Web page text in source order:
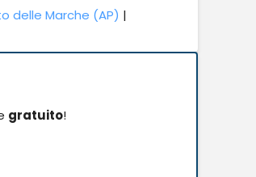
delle Marche (AP) |
gratuito!